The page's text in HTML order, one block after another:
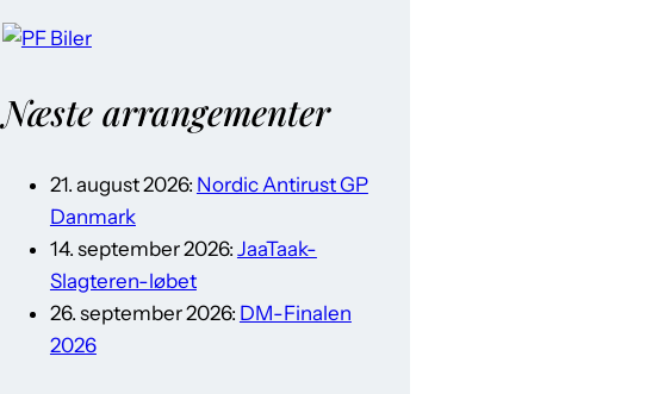
Næste arrangementer
21. august 2026: Nordic Antirust GP
Danmark
14. september 2026: JaaTaak-
Slagteren-løbet
26. september 2026: DM-Finalen
2026